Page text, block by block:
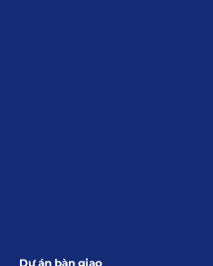
Dự án bàn giao